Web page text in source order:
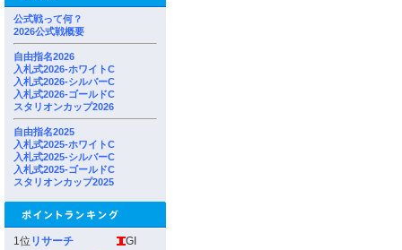
公式戦って何？
2026公式戦概要
自由指名2026
入札式2026-ホワイトC
入札式2026-シルバーC
入札式2026-ゴールドC
スタリオンカップ2026
自由指名2025
入札式2025-ホワイトC
入札式2025-シルバーC
入札式2025-ゴールドC
スタリオンカップ2025
1位 リサーチ
GI